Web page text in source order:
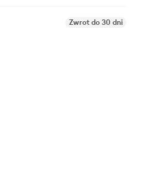
Zwrot do 30 dni